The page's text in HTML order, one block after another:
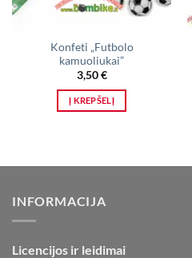
Konfeti „Futbolo
kamuoliukai”
3,50€
Į KREPŠELĮ
INFORMACIJA
Licencijos ir leidimai